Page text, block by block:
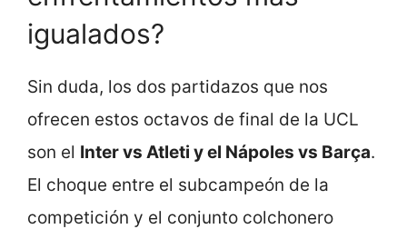
igualados?
Sin duda, los dos partidazos que nos
ofrecen estos octavos de final de la UCL
son el Inter vs Atleti y el Nápoles vs Barça.
El choque entre el subcampeón de la
competición y el conjunto colchonero